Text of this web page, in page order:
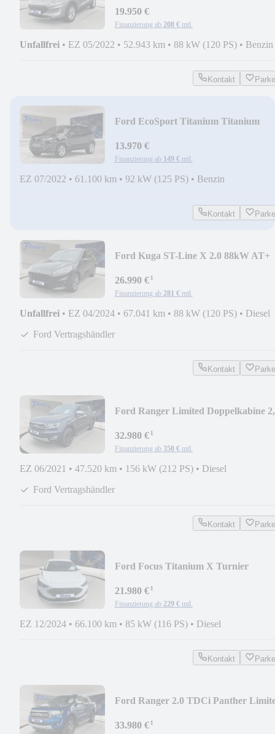
19.950 €
Finanzierung ab 208 € mtl.
Unfallfrei • EZ 05/2022 • 52.943 km • 88 kW (120 PS) • Benzin
Kontakt
Ford EcoSport Titanium Titanium
13.970 €
Finanzierung ab 149 € mtl.
EZ 07/2022 • 61.100 km • 92 kW (125 PS) • Benzin
Kontakt
Ford Kuga ST-Line X 2.0 88kW AT+
26.990 €¹
Finanzierung ab 281 € mtl.
Unfallfrei • EZ 04/2024 • 67.041 km • 88 kW (120 PS) • Diesel
Ford Vertragshändler
Kontakt
Ford Ranger Limited Doppelkabine
32.980 €¹
Finanzierung ab 350 € mtl.
EZ 06/2021 • 47.520 km • 156 kW (212 PS) • Diesel
Ford Vertragshändler
Kontakt
Ford Focus Titanium X Turnier
21.980 €¹
Finanzierung ab 229 € mtl.
EZ 12/2024 • 66.100 km • 85 kW (116 PS) • Diesel
Kontakt
Ford Ranger 2.0 TDCi Panther
33.980 €¹